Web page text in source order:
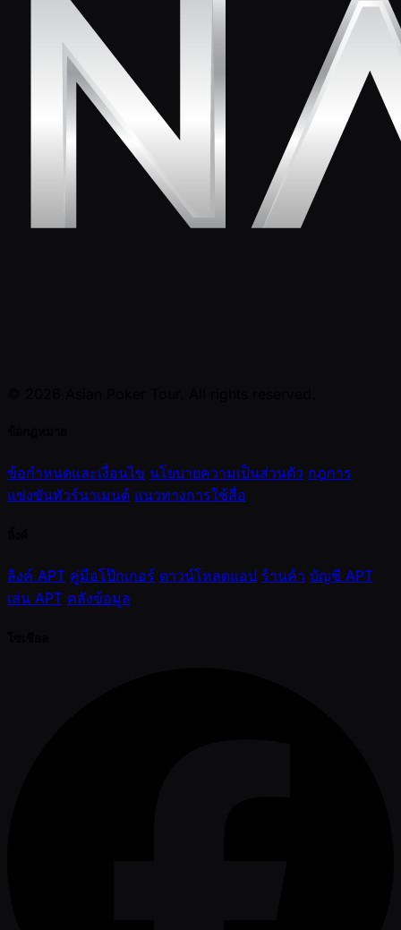
ข้อกำหนดและเงื่อนไข นโยบายความเป็นส่วนตัว กฎการ
แข่งขันทัวร์นาเมนต์ แนวทางการใช้สื่อ
ลิงค์ APT คู่มือโป๊กเกอร์ ดาวน์โหลดแอป ร้านค้า บัญชี APT
เล่น APT คลังข้อมูล